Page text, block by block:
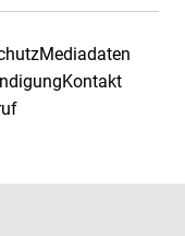
Mediadaten
Kontakt